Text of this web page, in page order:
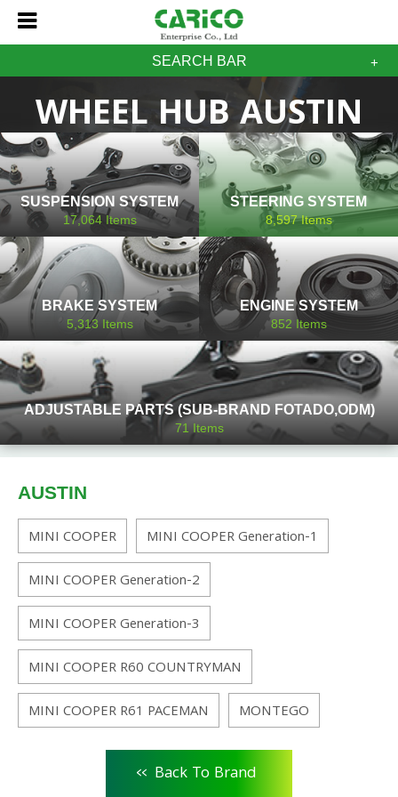
SEARCH BAR
WHEEL HUB AUSTIN
SUSPENSION SYSTEM
17,064Items
STEERING SYSTEM
8,597Items
BRAKE SYSTEM
5,313 Items
ENGINE SYSTEM
852 Items
ADJUSTABLE PARTS (SUB-BRAND FOTADO,ODM)
71Items
AUSTIN
MINI COOPER
MINI COOPER Generation-1
MINI COOPER Generation-2
MINI COOPER Generation-3
MINI COOPER R60 COUNTRYMAN
MINI COOPER R61 PACEMAN
MONTEGO
<< Back To Brand